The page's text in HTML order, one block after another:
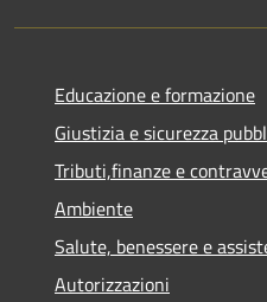
Educazione e formazione
Giustizia e sicurezza
Tributi,finanze e
Ambiente
Salute, benessere e
Autorizzazioni